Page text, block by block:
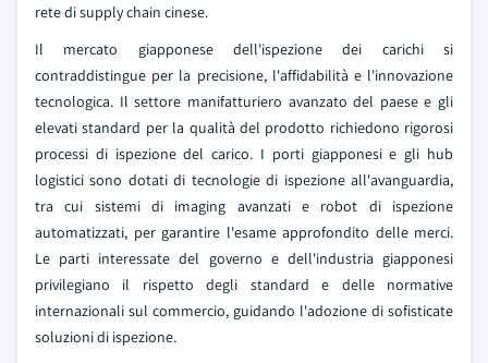
rete di supply chain cinese.
Il mercato giapponese dell'ispezione dei carichi si
contraddistingue per la precisione, l'affidabilità e l'innovazione
tecnologica. Il settore manifatturiero avanzato del paese e gli
elevati standard per la qualità del prodotto richiedono rigorosi
processi di ispezione del carico. I porti giapponesi e gli hub
logistici sono dotati di tecnologie di ispezione all'avanguardia,
tra cui sistemi di imaging avanzati e robot di ispezione
automatizzati, per garantire l'esame approfondito delle merci.
Le parti interessate del governo e dell'industria giapponesi
privilegiano il rispetto degli standard e delle normative
internazionali sul commercio, guidando l'adozione di sofisticate
soluzioni di ispezione.